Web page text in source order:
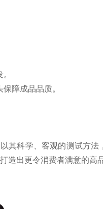
障成品品质。
其科学、客观的测试方法
造出更令消费者满意的高